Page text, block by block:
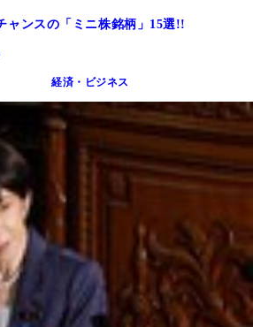
ャンスの「ミニ株銘柄」15選!!
経済・ビジネス